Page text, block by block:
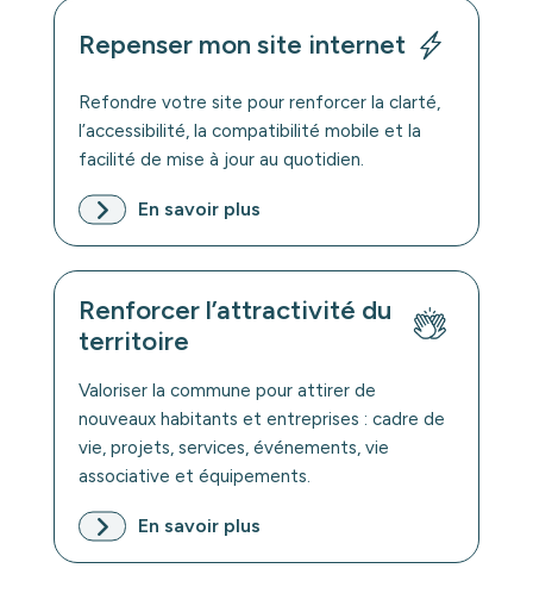
Repenser mon site internet
Refondre votre site pour renforcer la clarté,
l’accessibilité, la compatibilité mobile et la
facilité de mise à jour au quotidien.
En savoir plus
Renforcer l’attractivité du
territoire
Valoriser la commune pour attirer de
nouveaux habitants et entreprises : cadre de
vie, projets, services, événements, vie
associative et équipements.
En savoir plus